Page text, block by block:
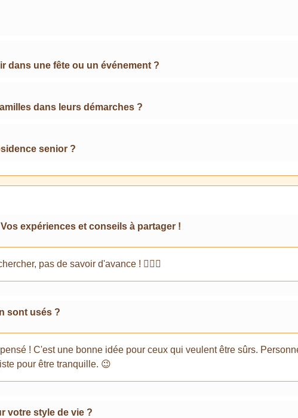
dans une fête ou un événement ?
dans leurs démarches ?
senior ?
expériences et conseils à partager !
pas de savoir d'avance ! 🕵️‍♀️🤩
sont usés ?
! C'est une bonne idée pour ceux qui veulent être sûrs.
pour être tranquille. 😉
votre style de vie ?